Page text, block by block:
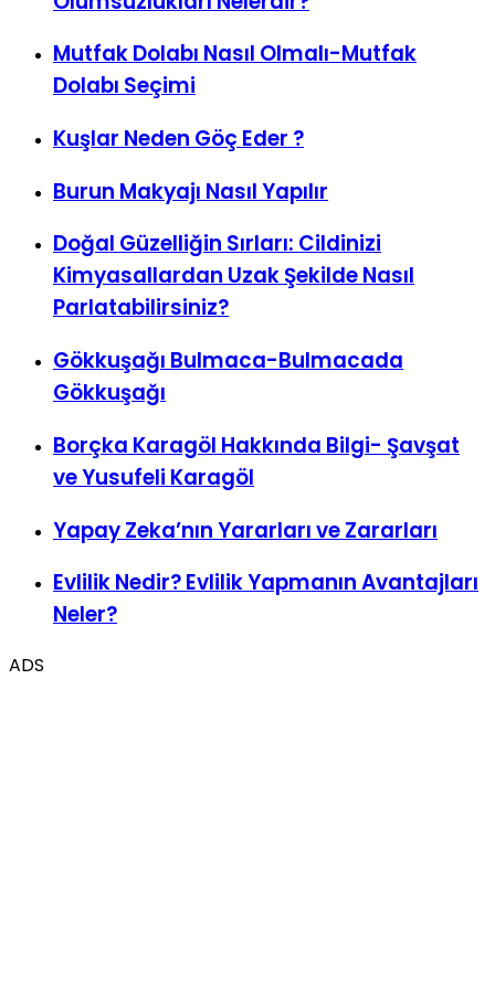
Mutfak Dolabı Nasıl Olmalı-Mutfak
Dolabı Seçimi
Kuşlar Neden Göç Eder ?
Burun Makyajı Nasıl Yapılır
Doğal Güzelliğin Sırları: Cildinizi
Kimyasallardan Uzak Şekilde Nasıl
Parlatabilirsiniz?
Gökkuşağı Bulmaca-Bulmacada
Gökkuşağı
Borçka Karagöl Hakkında Bilgi- Şavşat
ve Yusufeli Karagöl
Yapay Zeka’nın Yararları ve Zararları
Evlilik Nedir? Evlilik Yapmanın Avantajları
Neler?